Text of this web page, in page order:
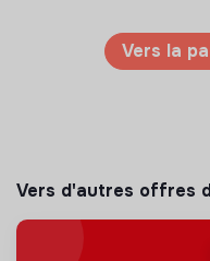
Vers la
Vers d'autres offres